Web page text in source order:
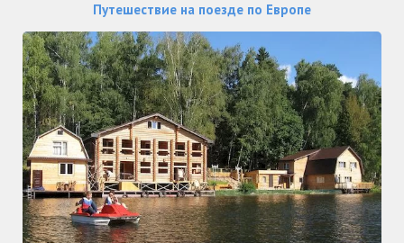
Путешествие на поезде по Европе